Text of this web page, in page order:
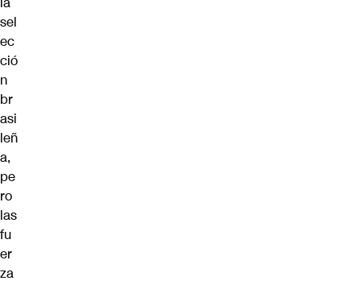
sel
ec
ció
n
br
asi
leñ
a,
pe
ro
las
fu
er
za